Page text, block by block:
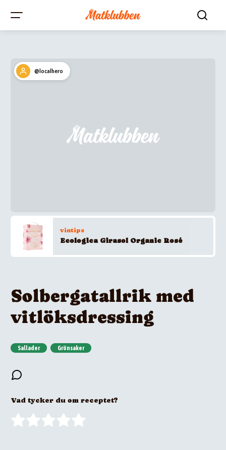
@localhero
vintips
Ecologica Girasol Organic Rosé
Solbergatallrik med
vitlöksdressing
Sallader Grönsaker
Vad tycker du om receptet?